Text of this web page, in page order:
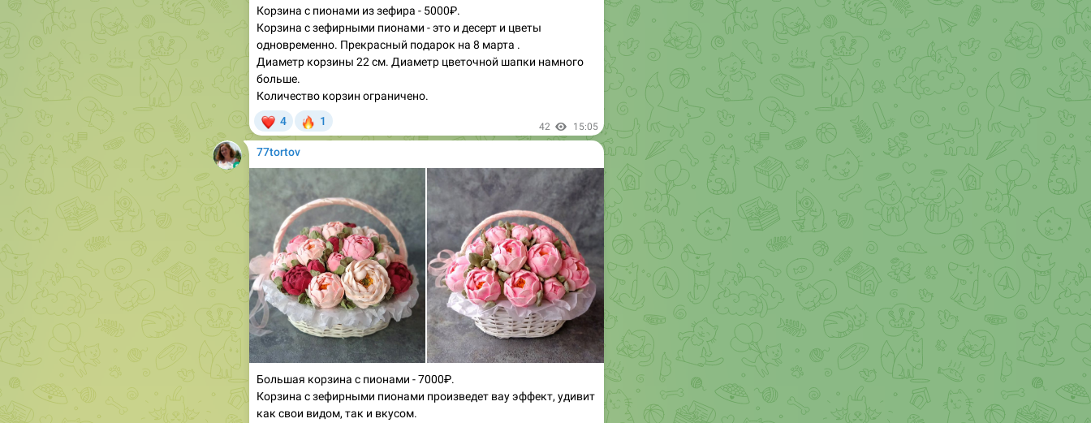
одновременно. Прекрасный подарок на 8 марта .
Диаметр корзины 22 см. Диаметр цветочной шапки намного
больше.
Количество корзин ограничено.
❤
4
🔥
77tortov
Большая корзина с пионами - 7000₽.
Корзина с зефирными пионами произведет вау эффект, удивит
как свои видом, так и вкусом.
Диаметр корзины 28 см.
Размер цветочной шапки в несколько раз больше.